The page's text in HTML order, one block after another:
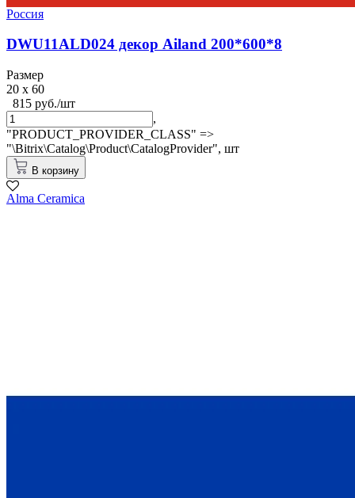
Россия
DWU11ALD024 декор Ailand 200*600*8
Размер
20 x 60
815 руб./шт
,
"PRODUCT_PROVIDER_CLASS" =>
"\Bitrix\Catalog\Product\CatalogProvider", шт
В корзину
Alma Ceramica